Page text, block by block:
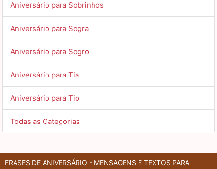
Aniversário para Sobrinhos
Aniversário para Sogra
Aniversário para Sogro
Aniversário para Tia
Aniversário para Tio
Todas as Categorias
FRASES DE ANIVERSÁRIO - MENSAGENS E TEXTOS PARA